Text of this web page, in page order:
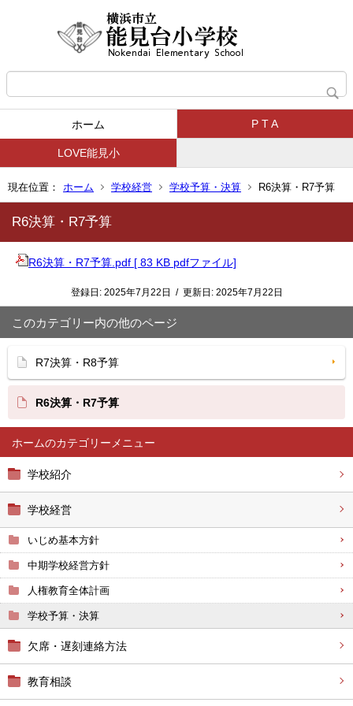
ホーム P T A
LOVE能見小
現在位置： ホーム 学校経営 学校予算・決算 R6決算・R7予算
ホーム
学校紹介
学校経営
いじめ基本方針
中期学校経営方針
人権教育全体計画
学校予算・決算
欠席・遅刻連絡方法
教育相談
R6決算・R7予算
R6決算・R7予算.pdf [ 83 KB pdfファイル]
登録日: 2025年7月22日 / 更新日: 2025年7月22日
このカテゴリー内の他のページ
R7決算・R8予算
R6決算・R7予算